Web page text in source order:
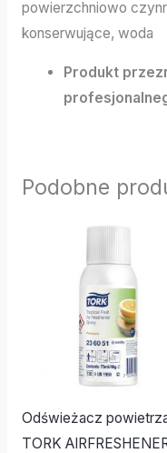
powierzchniowo
konserwujące, woda
Produkt
Podobne
Odświeżacz
TORK